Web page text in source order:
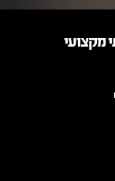
מקצועי